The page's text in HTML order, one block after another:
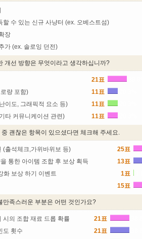
할 수 있는 신규 사냥터 (ex. 오베스트섬)
장
가 (ex. 솔로잉 던전)
개선 방향은 무엇이라고 생각하십니까?
21표
량 포함)
11표
이도, 그래픽적 요소 등)
11표
타 커뮤니케이션 관련)
11표
괜찮은 항목이 있으셨다면 체크해 주세요.
(출석체크,가위바위보 등) 25표
통한 아이템 조합 후 보상 획득
13표
화 보상 하기 이벤트
1표
15표
만족스러운 부분은 어떤 것인가요?
시의 조합 재료 드롭 확률 21표
도 횟수
21표